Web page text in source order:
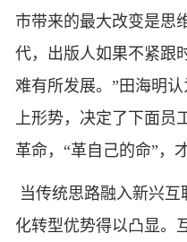
市带来的最大改变是思
代，出版人如果不紧跟
难有所发展。”田海明
上形势，决定了下面
革命，“革自己的命”，
当传统思路融入新兴
化转型优势得以凸显。